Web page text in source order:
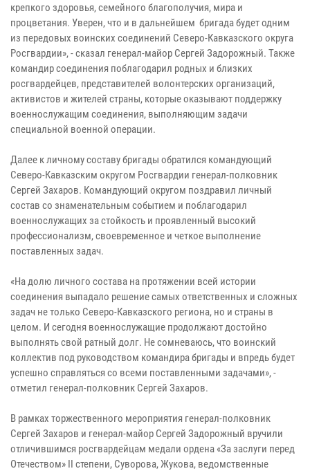
крепкого здоровья, семейного благополучия, мира и
процветания. Уверен, что и в дальнейшем бригада будет одним
из передовых воинских соединений Северо-Кавказского округа
Росгвардии», - сказал генерал-майор Сергей Задорожный. Также
командир соединения поблагодарил родных и близких
росгвардейцев, представителей волонтерских организаций,
активистов и жителей страны, которые оказывают поддержку
военнослужащим соединения, выполняющим задачи
специальной военной операции.
Далее к личному составу бригады обратился командующий
Северо-Кавказским округом Росгвардии генерал-полковник
Сергей Захаров. Командующий округом поздравил личный
состав со знаменательным событием и поблагодарил
военнослужащих за стойкость и проявленный высокий
профессионализм, своевременное и четкое выполнение
поставленных задач.
«На долю личного состава на протяжении всей истории
соединения выпадало решение самых ответственных и сложных
задач не только Северо-Кавказского региона, но и страны в
целом. И сегодня военнослужащие продолжают достойно
выполнять свой ратный долг. Не сомневаюсь, что воинский
коллектив под руководством командира бригады и впредь будет
успешно справляться со всеми поставленными задачами», -
отметил генерал-полковник Сергей Захаров.
В рамках торжественного мероприятия генерал-полковник
Сергей Захаров и генерал-майор Сергей Задорожный вручили
отличившимся росгвардейцам медали ордена «За заслуги перед
Отечеством» II степени, Суворова, Жукова, ведомственные